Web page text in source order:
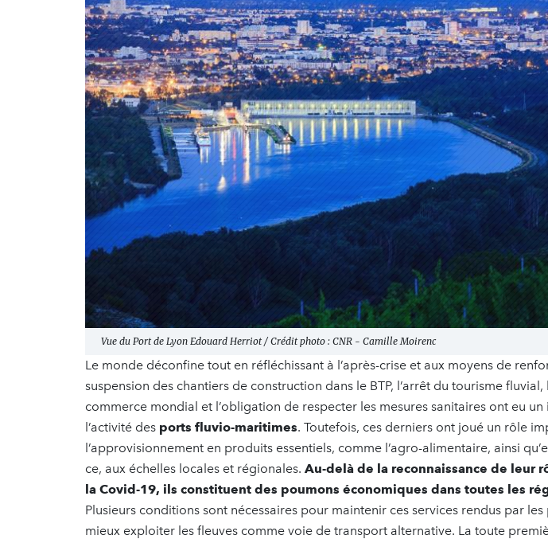
Vue du Port de Lyon Edouard Herriot / Crédit photo : CNR - Camille Moirenc
Le monde déconfine tout en réfléchissant à l’après-crise et aux moyens de
suspension des chantiers de construction dans le BTP, l’arrêt du tourisme
commerce mondial et l’obligation de respecter les mesures sanitaires ont eu
l’activité des ports fluvio-maritimes. Toutefois, ces derniers ont joué un rôle
l’approvisionnement en produits essentiels, comme l’agro-alimentaire, ainsi
ce, aux échelles locales et régionales. Au-delà de la reconnaissance de leur
la Covid-19, ils constituent des poumons économiques dans toutes les
Plusieurs conditions sont nécessaires pour maintenir ces services rendus par
mieux exploiter les fleuves comme voie de transport alternative. La toute